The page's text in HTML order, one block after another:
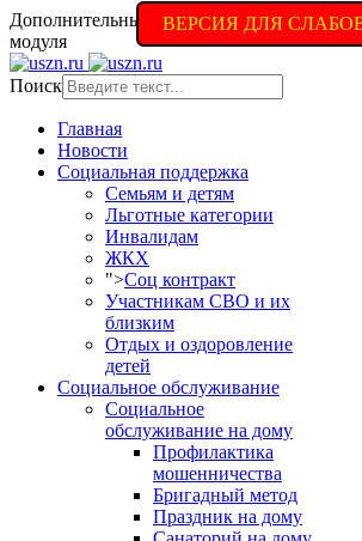
Дополнительные настройки доступны в
модуля
ВЕРСИЯ ДЛЯ
Поиск
Главная
Новости
Социальная поддержка
Семьям и детям
Льготные категории
Инвалидам
ЖКХ
">Соц контракт
Участникам СВО и их
близким
Отдых и оздоровление
детей
Социальное обслуживание
Социальное
обслуживание на дому
Профилактика
мошенничества
Бригадный метод
Праздник на дому